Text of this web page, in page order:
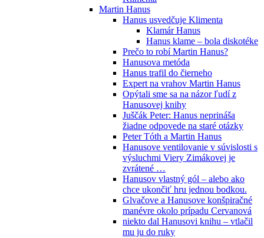
Martin Hanus
Hanus usvedčuje Klimenta
Klamár Hanus
Hanus klame – bola diskotéke
Prečo to robí Martin Hanus?
Hanusova metóda
Hanus trafil do čierneho
Expert na vrahov Martin Hanus
Opýtali sme sa na názor ľudí z
Hanusovej knihy
Juščák Peter: Hanus neprináša
žiadne odpovede na staré otázky
Peter Tóth a Martin Hanus
Hanusove ventilovanie v súvislosti s
výsluchmi Viery Zimákovej je
zvrátené …
Hanusov vlastný gól – alebo ako
chce ukončiť hru jednou bodkou.
Glvačove a Hanusove konšpiračné
manévre okolo prípadu Cervanová
niekto dal Hanusovi knihu – vtlačil
mu ju do ruky